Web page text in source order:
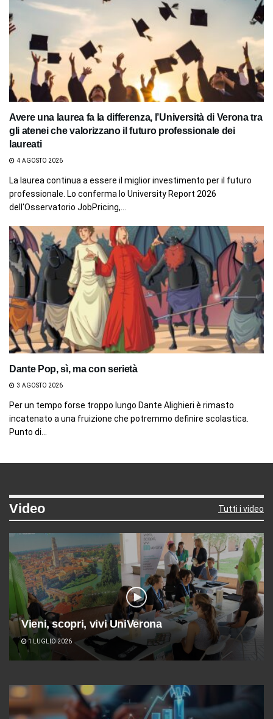
Avere una laurea fa la differenza, l’Università di Verona tra
gli atenei che valorizzano il futuro professionale dei
laureati
4 AGOSTO 2026
La laurea continua a essere il miglior investimento per il futuro
professionale. Lo conferma lo University Report 2026
dell'Osservatorio JobPricing,...
Dante Pop, sì, ma con serietà
3 AGOSTO 2026
Per un tempo forse troppo lungo Dante Alighieri è rimasto
incatenato a una fruizione che potremmo definire scolastica.
Punto di...
Tutti i video
Video
Vieni, scopri, vivi UniVerona
1 LUGLIO 2026